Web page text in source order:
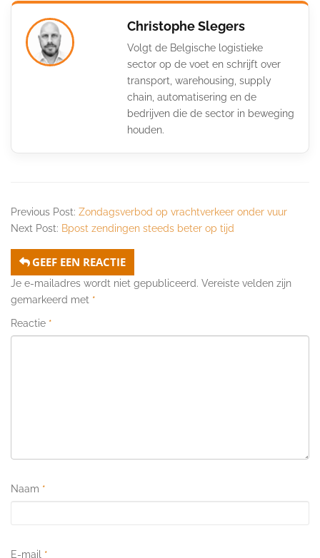
Christophe Slegers
Volgt de Belgische logistieke
sector op de voet en schrijft over
transport, warehousing, supply
chain, automatisering en de
bedrijven die de sector in beweging
houden.
Previous Post: Zondagsverbod op vrachtverkeer onder vuur
Next Post: Bpost zendingen steeds beter op tijd
GEEF EEN REACTIE
Je e-mailadres wordt niet gepubliceerd. Vereiste velden zijn
gemarkeerd met *
Reactie *
Naam *
E-mail *